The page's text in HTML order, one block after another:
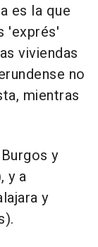
es la que
'exprés'
viviendas
no
mientras
y
y a
y